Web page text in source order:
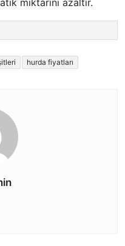
hurda fiyatları